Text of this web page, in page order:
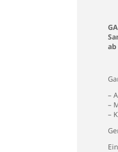
ab
–
–
–